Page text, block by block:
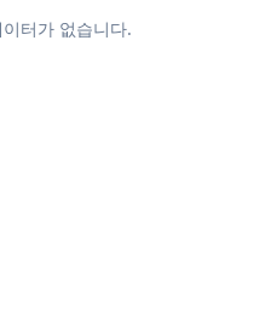
터가 없습니다.